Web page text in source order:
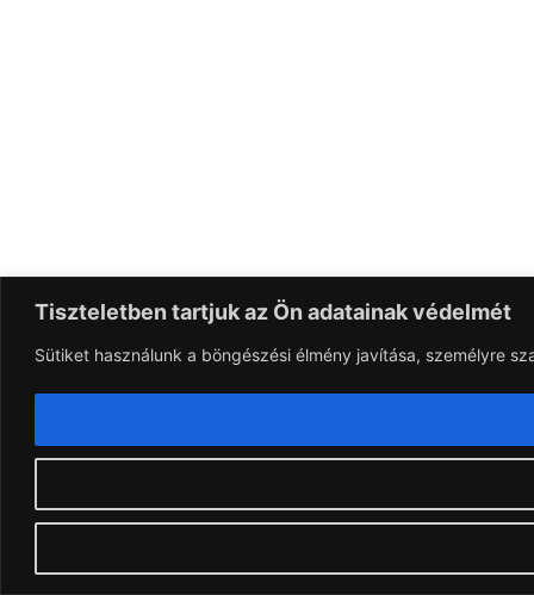
Tiszteletben tartjuk az Ön adatainak védelmét
Sütiket használunk a böngészési élmény javítása, személyre